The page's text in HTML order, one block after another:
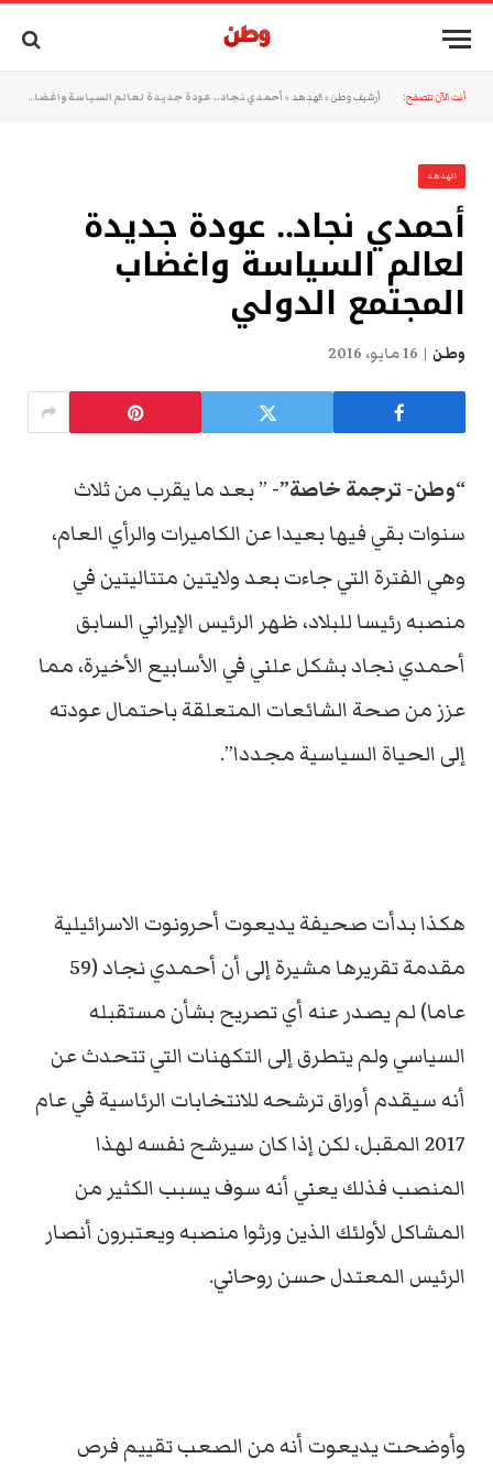
أنت الآن تتصفح: أرشيف وطن »الهدهد » أحمدي نجاد.. عودة جديدة لعالم السياسة واغضاب المجتمع الدولي
الهدهد
أحمدي نجاد.. عودة جديدة
لعالم السياسة واغضاب
المجتمع الدولي
وطن 16 مايو، 2016
“وطن- ترجمة خاصة”- ” بعد ما يقرب من ثلاث
سنوات بقي فيها بعيدا عن الكاميرات والرأي العام،
وهي الفترة التي جاءت بعد ولايتين متتاليتين في
منصبه رئيسا للبلاد، ظهر الرئيس الإيراني السابق
أحمدي نجاد بشكل علني في الأسابيع الأخيرة، مما
عزز من صحة الشائعات المتعلقة باحتمال عودته
إلى الحياة السياسية مجددا”.
هكذا بدأت صحيفة يديعوت أحرونوت الاسرائيلية
مقدمة تقريرها مشيرة إلى أن أحمدي نجاد (59
عاما) لم يصدر عنه أي تصريح بشأن مستقبله
السياسي ولم يتطرق إلى التكهنات التي تتحدث عن
أنه سيقدم أوراق ترشحه للانتخابات الرئاسية في عام
2017 المقبل، لكن إذا كان سيرشح نفسه لهذا
المنصب فذلك يعني أنه سوف يسبب الكثير من
المشاكل لأولئك الذين ورثوا منصبه ويعتبرون أنصار
الرئيس المعتدل حسن روحاني.
وأوضحت يديعوت أنه من الصعب تقييم فرص